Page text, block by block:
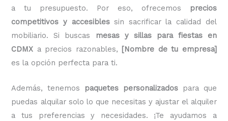
a tu presupuesto. Por eso, ofrecemos
precios
competitivos y accesiblessin sacrificar la calidad del
mobiliario. Si buscas
mesas y sillas para fiestas en
CDMX a precios razonables, [Nombre de tu empresa]
es la opción perfecta para ti.
Además, tenemos paquetes personalizadospara que
puedas alquilar solo lo que necesitas y ajustar el alquiler
a tus preferencias y necesidades. ¡Te ayudamos a